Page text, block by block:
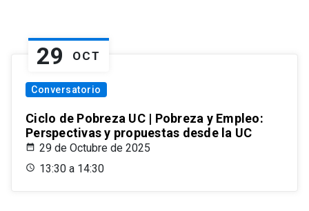
29 OCT
Conversatorio
Ciclo de Pobreza UC | Pobreza y Empleo:
Perspectivas y propuestas desde la UC
29 de Octubre de 2025
13:30 a 14:30